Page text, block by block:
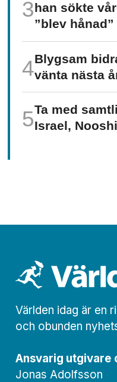
han sökte
”blev hånad”
Blygsam
vänta nästa
Ta med
Israel, Nooshi
Världen idag är en
och obunden
Ansvarig
Jonas Adolfsson